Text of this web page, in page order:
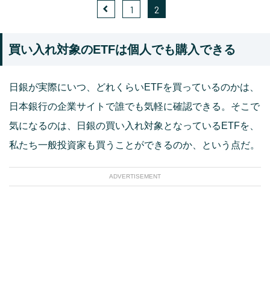
1 2
買い入れ対象のETFは個人でも購入できる
日銀が実際にいつ、どれくらいETFを買っているのかは、
日本銀行の企業サイトで誰でも気軽に確認できる。そこで
気になるのは、日銀の買い入れ対象となっているETFを、
私たち一般投資家も買うことができるのか、という点だ。
ADVERTISEMENT